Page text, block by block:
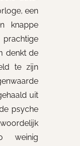
een
knappe
denkt de
te zijn
uit
psyche
weinig